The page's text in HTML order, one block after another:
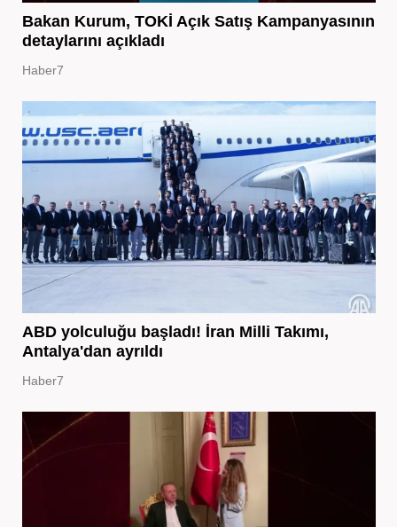
Bakan Kurum, TOKİ Açık Satış Kampanyasının
detaylarını açıkladı
Haber7
ABD yolculuğu başladı! İran Milli Takımı,
Antalya'dan ayrıldı
Haber7